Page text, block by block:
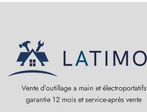
Vente d’outillage a main et électroportatifs
garantie 12 mois et service-après vente